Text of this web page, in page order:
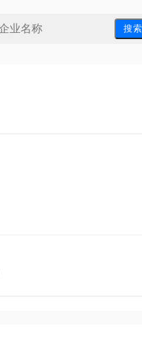
搜 索